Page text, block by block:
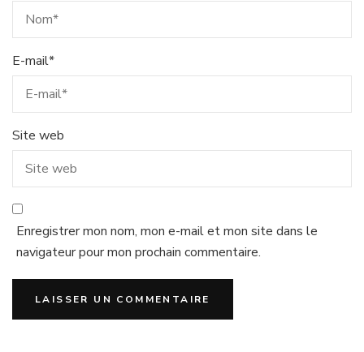
E-mail*
Site web
Enregistrer mon nom, mon e-mail et mon site dans le
navigateur pour mon prochain commentaire.